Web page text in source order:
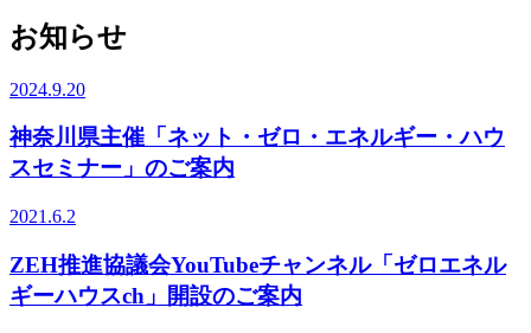
お知らせ
2024.9.20
神奈川県主催「ネット・ゼロ・エネルギー・ハウ
スセミナー」のご案内
2021.6.2
ZEH推進協議会YouTubeチャンネル「ゼロエネル
ギーハウスch」開設のご案内